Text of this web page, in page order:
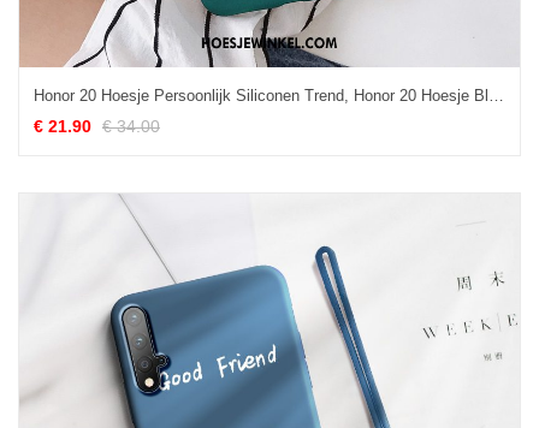
Honor 20 Hoesje Persoonlijk Siliconen Trend, Honor 20 Hoesje Blauw Mooie
€ 21.90 € 34.00